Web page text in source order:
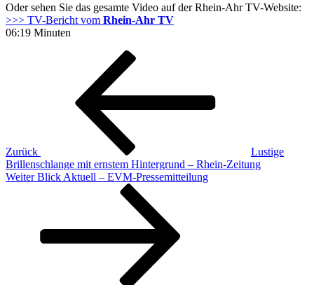
Oder sehen Sie das gesamte Video auf der Rhein-Ahr TV-Website:
>>> TV-Bericht vom Rhein-Ahr TV
06:19 Minuten
Beitragsnavigation
Zurück
Lustige
Brillenschlange mit ernstem Hintergrund – Rhein-Zeitung
Nächster
Weiter Blick Aktuell – EVM-Pressemitteilung